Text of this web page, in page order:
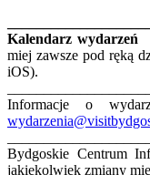
Kalendarz
miej zawsze pod
iOS).
Informacje o
Bydgoskie Centrum
jakiekolwiek zmiany